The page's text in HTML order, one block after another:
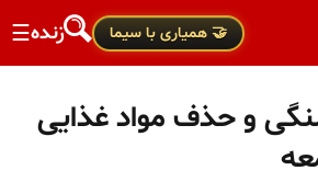
🤝 همیاری با سیما زنده☰
و حذف مواد غذایی